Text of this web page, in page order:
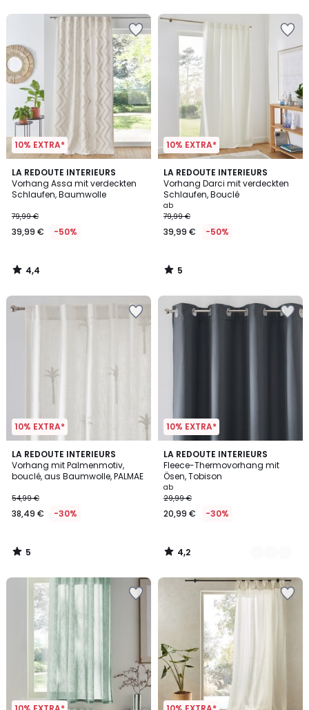
10% EXTRA*
LA REDOUTE INTERIEURS
Vorhang Assa mit verdeckten
Schlaufen, Baumwolle
79,99 €
39,99 € -50%
4,4
/ 5
4,4
/
10% EXTRA*
LA REDOUTE INTERIEURS
Vorhang Darci mit verdeckten
Schlaufen, Bouclé
ab
79,99 €
39,99 € -50%
5
/
5
5
/
10% EXTRA*
LA REDOUTE INTERIEURS
Vorhang mit Palmenmotiv,
bouclé, aus Baumwolle, PALMAE
54,99 €
38,49 € -30%
5
/
5
5
/
10% EXTRA*
LA REDOUTE INTERIEURS
Fleece-Thermovorhang mit
Ösen, Tobison
ab
29,99 €
20,99 € -30%
4,2
/ 5
2
Farben
4,2
/